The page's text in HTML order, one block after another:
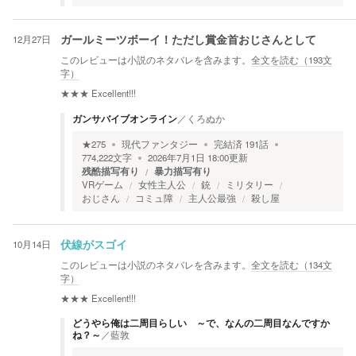
12月27日 ガールミーツボーイ！ただし賞金首おじさんとして
このレビューは小説のネタバレを含みます。 全文を読む（193文
字）
★★★ Excellent!!!
ガンサバイブオンライン／ くろぬか
★275 現代ファンタジー 完結済 191話
774,222文字 2026年7月1日 18:00更新
残酷描写有り 暴力描写有り
VRゲーム 女性主人公 銃
ミリタリー
おじさん
コミュ障 主人公最強 殺し屋
10月14日 伏線がスゴイ
このレビューは小説のネタバレを含みます。 全文を読む（134文
字）
★★★ Excellent!!!
どうやら俺は二周目らしい ～で、なんの二周目なんですか
ね？～ ／藍敦